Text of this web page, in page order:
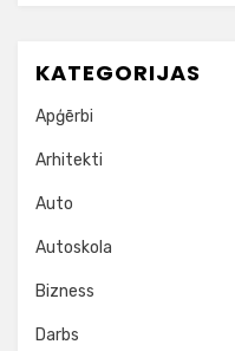
KATEGORIJAS
Apģērbi
Arhitekti
Auto
Autoskola
Bizness
Darbs